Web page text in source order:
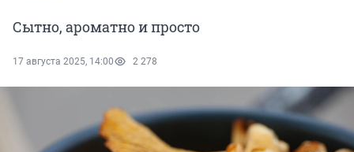
Сытно, ароматно и просто
17 августа 2025, 14:00 2 278